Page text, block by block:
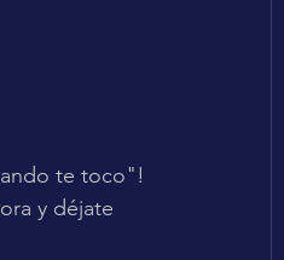
te toco"!
y déjate